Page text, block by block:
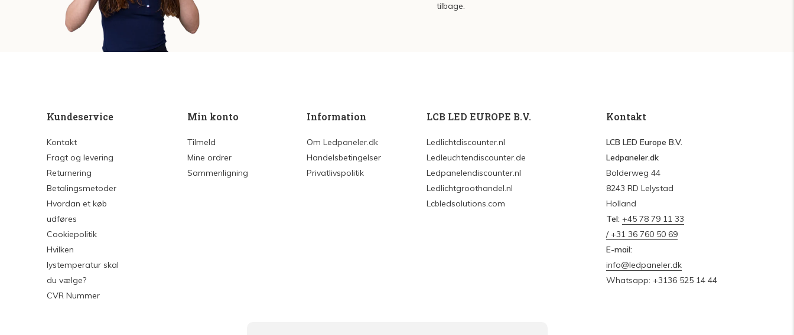
tilbage.
Kundeservice
Kontakt
Fragt og levering
Returnering
Betalingsmetoder
Hvordan et køb
udføres
Cookiepolitik
Hvilken
lystemperatur skal
du vælge?
CVR Nummer
Min konto
Tilmeld
Mine ordrer
Sammenligning
Information
Om Ledpaneler.dk
Handelsbetingelser
Privatlivspolitik
LCB LED EUROPE B.V.
Ledlichtdiscounter.nl
Ledleuchtendiscounter.de
Ledpanelendiscounter.nl
Ledlichtgroothandel.nl
Lcbledsolutions.com
Kontakt
LCB LED Europe B.V.
Ledpaneler.dk
Bolderweg 44
8243 RD Lelystad
Holland
Tel: +45 78 79 11 33
/ +31 36 760 50 69
E-mail:
info@ledpaneler.dk
Whatsapp: +3136 525 14 44